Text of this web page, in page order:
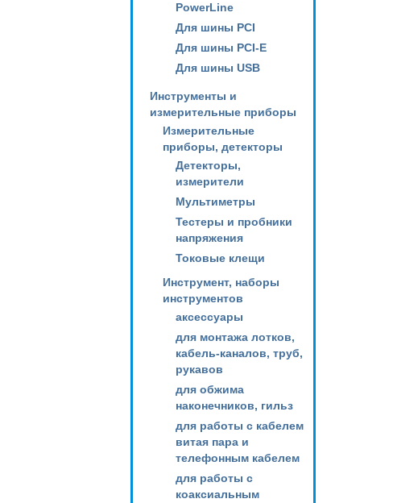
PowerLine
Для шины PCI
Для шины PCI-E
Для шины USB
Инструменты и
измерительные приборы
Измерительные
приборы, детекторы
Детекторы,
измерители
Мультиметры
Тестеры и пробники
напряжения
Токовые клещи
Инструмент, наборы
инструментов
аксессуары
для монтажа лотков,
кабель-каналов, труб,
рукавов
для обжима
наконечников, гильз
для работы с кабелем
витая пара и
телефонным кабелем
для работы с
коаксиальным